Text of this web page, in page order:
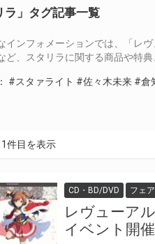
ラ」タグ記事一覧
インフォメーションでは、「レ
ど、スタリラに関する商品や特
#スタァライト #佐々木未来 #倉
件目を表示
CD・BD/DVD フェ
レヴューア
イベント開催